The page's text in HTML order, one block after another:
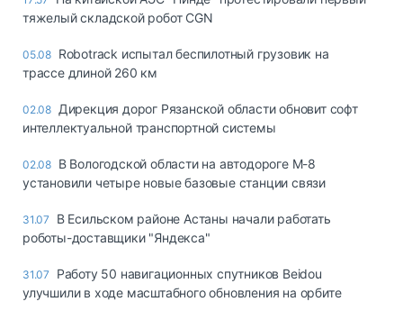
тяжелый складской робот CGN
05.08 Robotrack испытал беспилотный грузовик на
трассе длиной 260 км
02.08 Дирекция дорог Рязанской области обновит софт
интеллектуальной транспортной системы
02.08 В Вологодской области на автодороге М-8
установили четыре новые базовые станции связи
31.07
В Есильском районе Астаны начали работать
роботы-доставщики "Яндекса"
31.07
Работу 50 навигационных спутников Beidou
улучшили в ходе масштабного обновления на орбите